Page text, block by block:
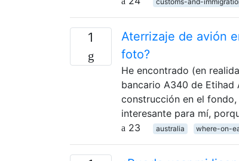
1
Aterrizaje de avión
foto?
He encontrado (en
bancario A340 de Etihad
construcción en el
interesante para mí,
23
australia where-on-